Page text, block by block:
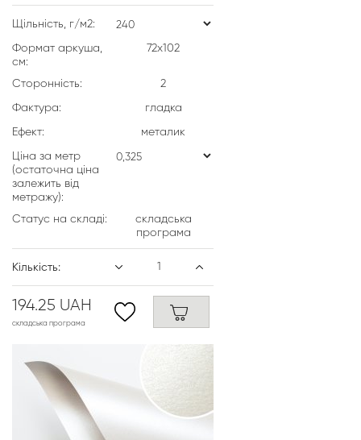
Щільність, г/м2:
Формат аркуша,
см:
72х102
Сторонність: 2
Фактура: гладка
Ефект: металик
Ціна за метр
(остаточна ціна
залежить від
метражу):
Статус на складі:
складська
програма
Кількість:
194.25 UAH
складська програма